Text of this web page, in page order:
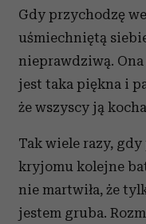
Gdy przychodzę
uśmiechniętą
nieprawdziwą.
jest taka piękna i
że wszyscy ją
Tak wiele razy, gdy
kryjomu kolejne
nie martwiła, że
jestem gruba.